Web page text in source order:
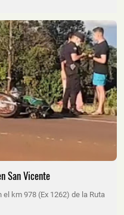
San Vicente
km 978 (Ex 1262) de la Ruta